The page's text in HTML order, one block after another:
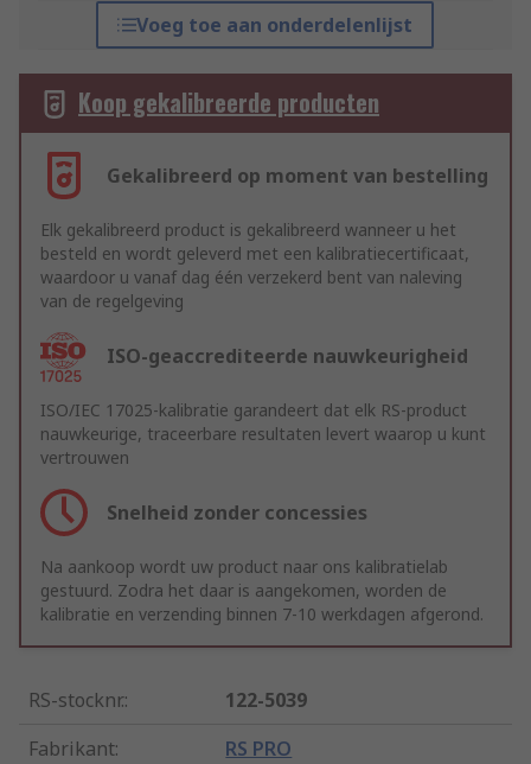
Voeg toe aan onderdelenlijst
Koop gekalibreerde producten
Gekalibreerd op moment van bestelling
Elk gekalibreerd product is gekalibreerd wanneer u het
besteld en wordt geleverd met een kalibratiecertificaat,
waardoor u vanaf dag één verzekerd bent van naleving
van de regelgeving
ISO-geaccrediteerde nauwkeurigheid
ISO/IEC 17025-kalibratie garandeert dat elk RS-product
nauwkeurige, traceerbare resultaten levert waarop u kunt
vertrouwen
Snelheid zonder concessies
Na aankoop wordt uw product naar ons kalibratielab
gestuurd. Zodra het daar is aangekomen, worden de
kalibratie en verzending binnen 7-10 werkdagen afgerond.
RS-stocknr.:
122-5039
Fabrikant: RS PRO